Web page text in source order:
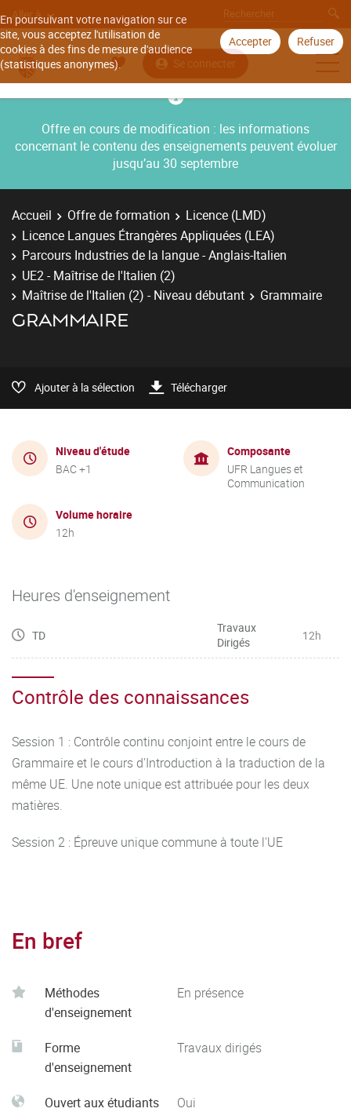
En poursuivant votre navigation sur ce
site, vous acceptez l'utilisation de
cookies à des fins de mesure d'audience
(statistiques anonymes).
Accepter Refuser
Aller à
Se connecter
Offre en cours de modification : les informations
concernant le contenu des enseignements peuvent évoluer
jusqu’au 30 septembre
Accueil Offre de formation
Licence (LMD)
Licence Langues Étrangères Appliquées (LEA)
Parcours Industries de la langue - Anglais-Italien
UE2 - Maîtrise de l'Italien (2)
Maîtrise de l'Italien (2) - Niveau débutant
Grammaire
GRAMMAIRE
Ajouter à la sélection Télécharger
Niveau d'étude
BAC +1
Composante
UFR Langues et
Communication
Volume horaire
12h
Heures d'enseignement
TD
Travaux
Dirigés
12h
Contrôle des connaissances
Session 1 : Contrôle continu conjoint entre le cours de
Grammaire et le cours d'Introduction à la traduction de la
même UE. Une note unique est attribuée pour les deux
matières.
Session 2 : Épreuve unique commune à toute l'UE
En bref
Méthodes
d'enseignement
En présence
Forme
d'enseignement
Travaux dirigés
Ouvert aux étudiants
Oui